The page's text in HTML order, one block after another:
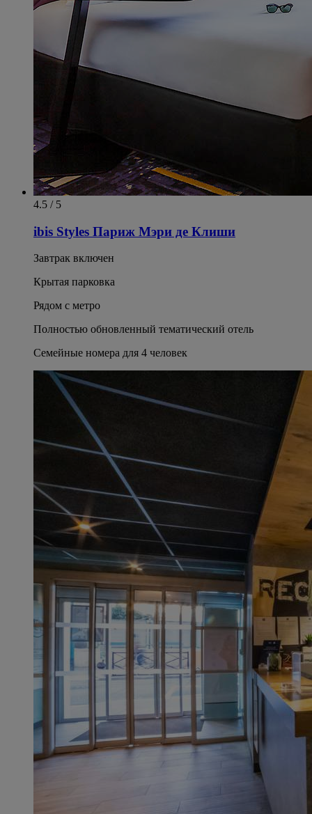
4.5 / 5
ibis Styles Париж Мэри де Клиши
Завтрак включен
Крытая парковка
Рядом с метро
Полностью обновленный тематический отель
Семейные номера для 4 человек